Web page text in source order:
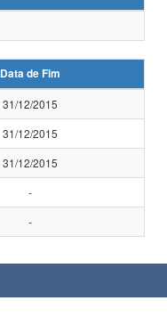
Data de Fim
31/12/2015
31/12/2015
31/12/2015
-
-